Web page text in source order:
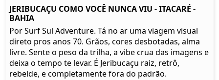
JERIBUCAÇU COMO VOCÊ NUNCA VIU - ITACARÉ -
BAHIA
Por Surf Sul Adventure. Tá no ar uma viagem visual
direto pros anos 70. Grãos, cores desbotadas, alma
livre. Sente o peso da trilha, a vibe crua das imagens e
deixa o tempo te levar. É Jeribucaçu raiz, retrô,
rebelde, e completamente fora do padrão.